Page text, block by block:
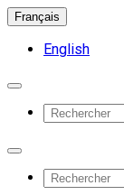
Français
English